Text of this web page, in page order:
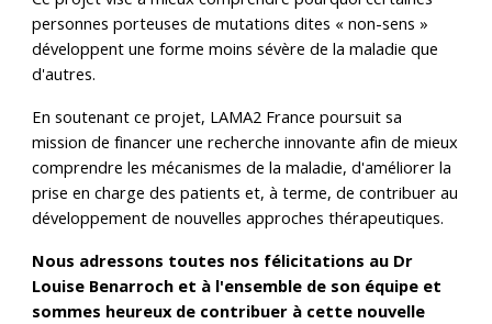
personnes porteuses de mutations dites « non-sens »
développent une forme moins sévère de la maladie que
d'autres.
En soutenant ce projet, LAMA2 France poursuit sa
mission de financer une recherche innovante afin de mieux
comprendre les mécanismes de la maladie, d'améliorer la
prise en charge des patients et, à terme, de contribuer au
développement de nouvelles approches thérapeutiques.
Nous adressons toutes nos félicitations au Dr
Louise Benarroch et à l'ensemble de son équipe et
sommes heureux de contribuer à cette nouvelle